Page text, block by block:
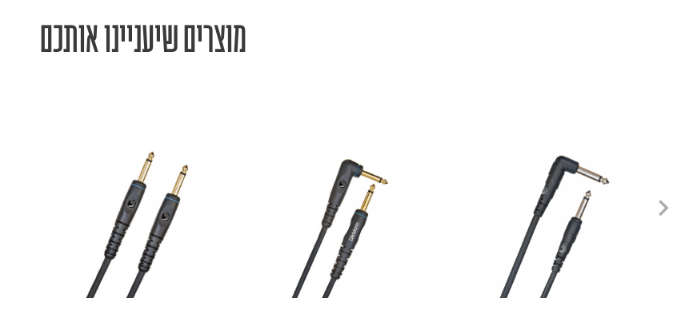
מוצרים שיעניינו אותכם